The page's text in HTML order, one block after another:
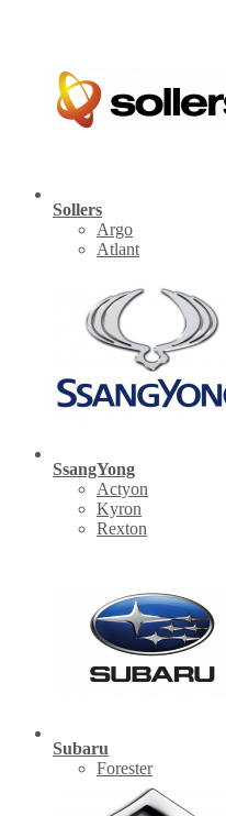
Sollers
Argo
Atlant
SsangYong
Actyon
Kyron
Rexton
Subaru
Forester